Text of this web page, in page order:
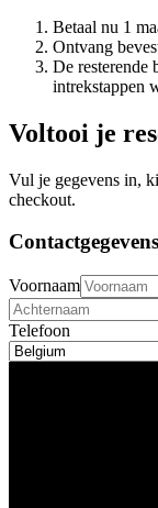
Betaal nu 1
Ontvang
De resterende
intrekstappen
Voltooi je
Vul je gegevens in,
checkout.
Contactgegevens
Voornaam
Telefoon